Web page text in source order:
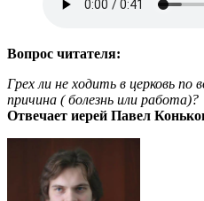
Вопрос читателя:
Грех ли не ходить в церковь по
причина ( болезнь или работа)?
Отвечает иерей Павел